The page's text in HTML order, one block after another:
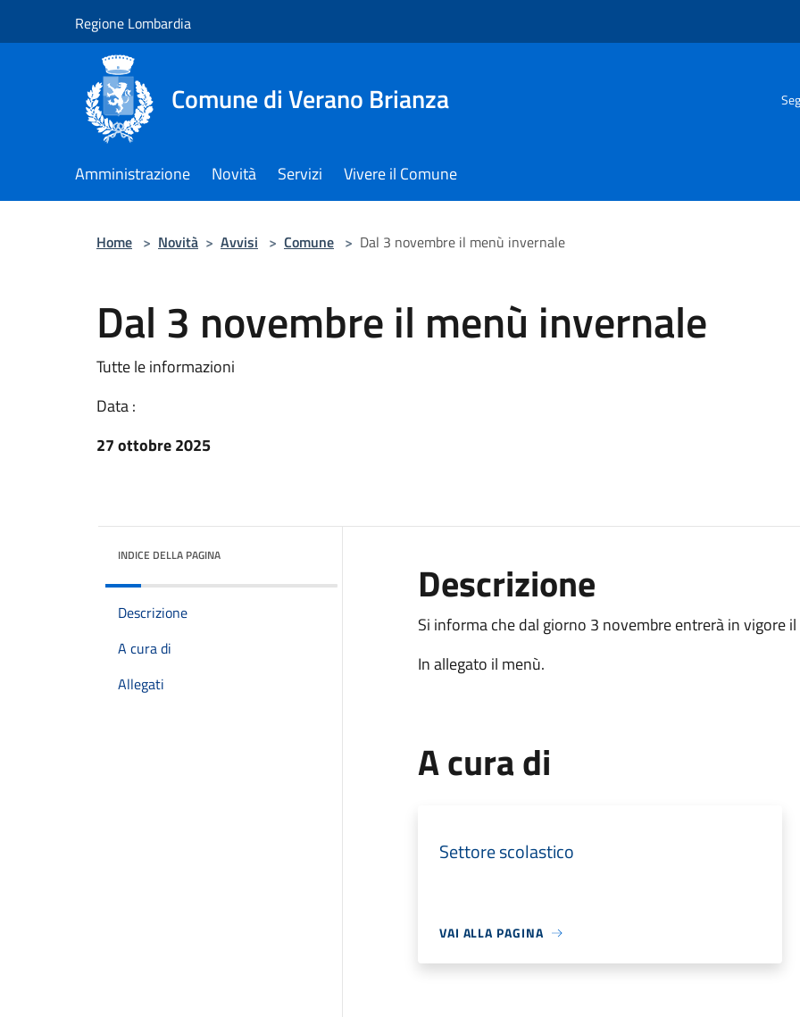
Regione Lombardia
Comune di Verano Brianza
Amministrazione Novità Servizi Vivere il Comune
Home > Novità > Avvisi > Comune > Dal 3 novembre il menù invernale
Dal 3 novembre il menù invernale
Tutte le informazioni
Data :
27 ottobre 2025
INDICE DELLA PAGINA
Descrizione
A cura di
Allegati
Descrizione
Si informa che dal giorno 3 novembre entrerà in vigore
In allegato il menù.
A cura di
Settore scolastico
VAI ALLA PAGINA